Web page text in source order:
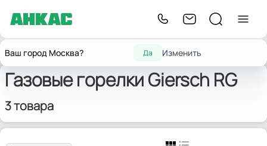
Ваш город Москва? Да Изменить
ГлавнаяГорелки для котлов отопления Giersch RG
Газовые горелки Giersch RG
3 товара